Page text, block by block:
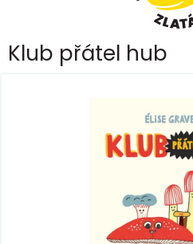
Klub přátel hub